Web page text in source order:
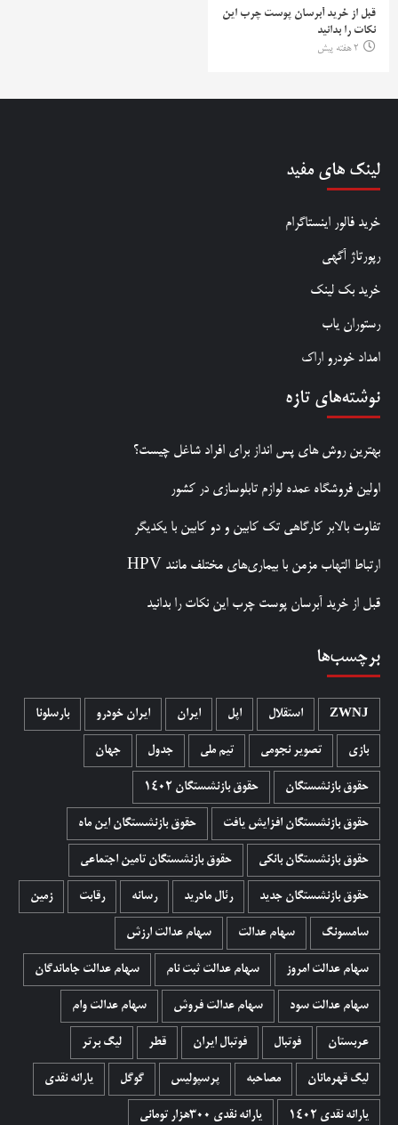
قبل از خرید آبرسان پوست چرب این
نکات را بدانید
2 هفته پیش
لینک های مفید
خرید فالور اینستاگرام
رپورتاژ آگهی
خرید بک لینک
رستوران یاب
امداد خودرو اراک
نوشته‌های تازه
بهترین روش‌ های پس‌ انداز برای افراد شاغل چیست؟
اولین فروشگاه عمده لوازم تابلوسازی در کشور
تفاوت بالابر کارگاهی تک کابین و دو کابین با یکدیگر
ارتباط التهاب مزمن با بیماری‌های مختلف مانند HPV
قبل از خرید آبرسان پوست چرب این نکات را بدانید
برچسب‌ها
ZWNJ استقلال اپل ایران ایران خودرو بارسلونا
بازی تصویر نجومی تیم ملی جدول جهان
حقوق بازنشستگان حقوق بازنشستگان 1402
حقوق بازنشستگان افزایش یافت حقوق بازنشستگان این ماه
حقوق بازنشستگان بانکی حقوق بازنشستگان تامین اجتماعی
حقوق بازنشستگان جدید رئال مادرید رسانه رقابت زمین
سامسونگ سهام عدالت سهام عدالت ارزش
سهام عدالت امروز سهام عدالت ثبت نام سهام عدالت جاماندگان
سهام عدالت سود سهام عدالت فروش سهام عدالت وام
عربستان فوتبال فوتبال ایران قطر لیگ برتر
لیگ قهرمانان مصاحبه پرسپولیس گوگل یارانه نقدی
یارانه نقدی 1402 یارانه نقدی ۳۰۰هزار تومانی